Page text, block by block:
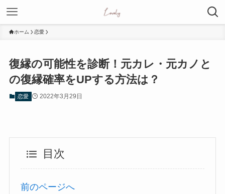
ホーム 恋愛
復縁の可能性を診断！元カレ・元カノと
の復縁確率をUPする方法は？
恋愛 2022年3月29日
目次
前のページへ